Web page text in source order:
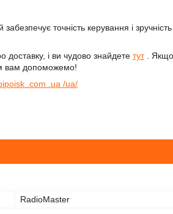
точність керування і
доставку, і ви чудово знайдете тут. Якщо
вам допоможемо!
.com .ua /ua/
RadioMaster